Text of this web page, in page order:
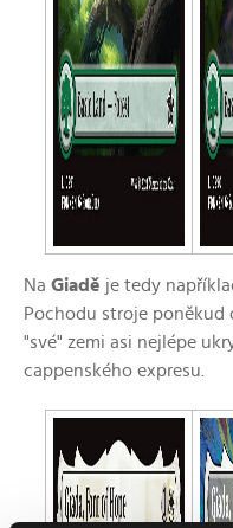
Na Giadě je tedy
Pochodu stroje poněkud
"své" zemi asi nejlépe
cappenského expresu.